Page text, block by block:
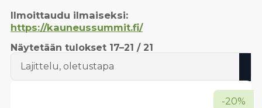
Ilmoittaudu ilmaiseksi:
https://kauneussummit.fi/
Näytetään tulokset 17–21 / 21
-20%